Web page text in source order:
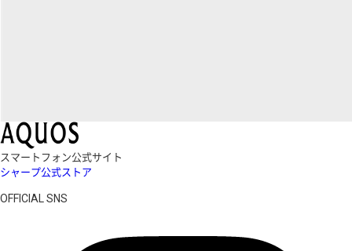
スマートフォン公式サイト
シャープ公式ストア
OFFICIAL SNS